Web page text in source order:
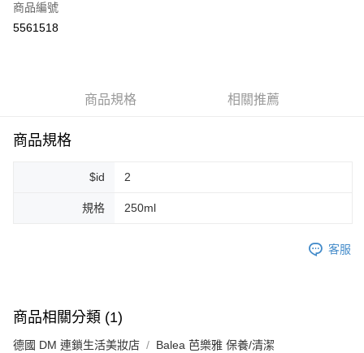
超商取貨付款
悠遊付
全家純取貨 (先付款
每筆NT$80，滿NT$999(含以上)免運費
商品編號
5561518
商品規格 相關推薦
商品規格
$id 2
規格 250ml
客服
商品相關分類 (1)
德國 DM 連鎖生活美妝店 Balea 芭樂雅 保養/清潔